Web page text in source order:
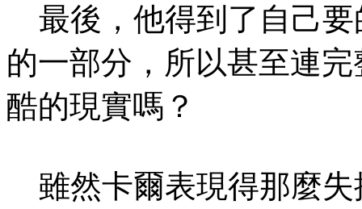
最後，他得到了自己要
的一部分，所以甚至連
酷的現實嗎？
雖然卡爾表現得那麼失